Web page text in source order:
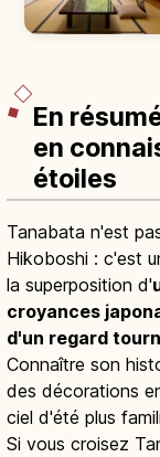
En
en
étoiles
Tanabata n'est
Hikoboshi : c'est
la superposition d'
croyances
d'un regard
Connaître son
des décorations
ciel d'été plus
Si vous croisez